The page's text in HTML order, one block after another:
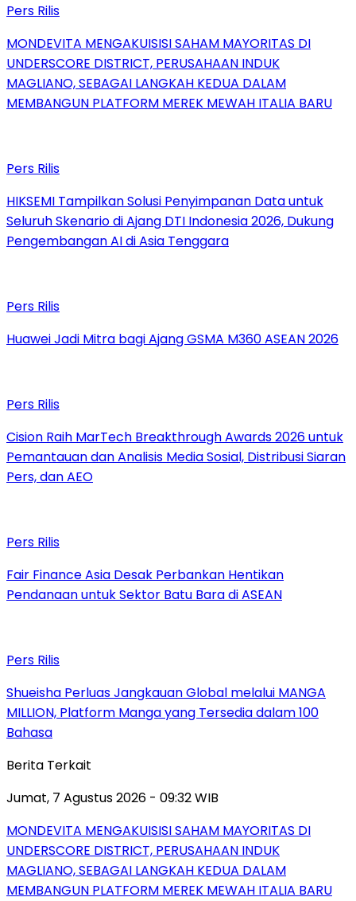
Pers Rilis
MONDEVITA MENGAKUISISI SAHAM MAYORITAS DI
UNDERSCORE DISTRICT, PERUSAHAAN INDUK
MAGLIANO, SEBAGAI LANGKAH KEDUA DALAM
MEMBANGUN PLATFORM MEREK MEWAH ITALIA BARU
Pers Rilis
HIKSEMI Tampilkan Solusi Penyimpanan Data untuk
Seluruh Skenario di Ajang DTI Indonesia 2026, Dukung
Pengembangan AI di Asia Tenggara
Pers Rilis
Huawei Jadi Mitra bagi Ajang GSMA M360 ASEAN 2026
Pers Rilis
Cision Raih MarTech Breakthrough Awards 2026 untuk
Pemantauan dan Analisis Media Sosial, Distribusi Siaran
Pers, dan AEO
Pers Rilis
Fair Finance Asia Desak Perbankan Hentikan
Pendanaan untuk Sektor Batu Bara di ASEAN
Pers Rilis
Shueisha Perluas Jangkauan Global melalui MANGA
MILLION, Platform Manga yang Tersedia dalam 100
Bahasa
Berita Terkait
Jumat, 7 Agustus 2026 - 09:32 WIB
MONDEVITA MENGAKUISISI SAHAM MAYORITAS DI
UNDERSCORE DISTRICT, PERUSAHAAN INDUK
MAGLIANO, SEBAGAI LANGKAH KEDUA DALAM
MEMBANGUN PLATFORM MEREK MEWAH ITALIA BARU